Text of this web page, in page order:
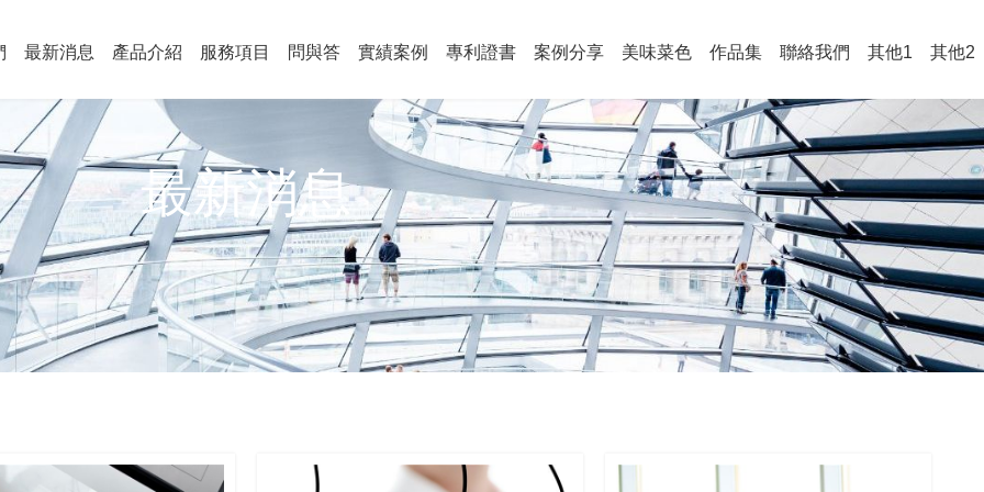
最新消息 產品介紹 服務項目 問與答 實績案例 專利證書 案例分享 美味菜色 作品集 聯絡我們 其他1 其他2
最新消息